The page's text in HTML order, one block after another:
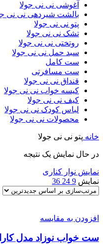
آغوشی نی نی جولا
بالشت شیردهی نی نی
پتو نی نی جولا
تشک نی نی جولا
روتختی نی نی جولا
سبد حمل نی نی جولا
ست کامل
ست مسافرتی
قنداق نی نی جولا
کیسه خواب نی نی جولا
کیف نی نی جولا
لباس کودک نی نی جولا
محصولات نی نی جولا
خانه پتو نی نی جولا
در حال نمایش یک نتیجه
نمایش نوار کناری
نمایش 9
24
36
افزودن به مقایسه
ست خواب نوزاد مدل